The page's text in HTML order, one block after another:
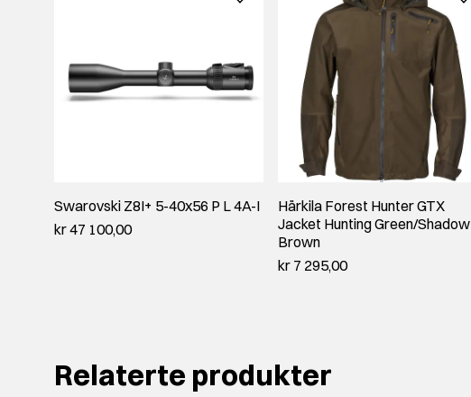
Swarovski Z8I+ 5-40x56 P L 4A-I
kr 47 100,00
Härkila Forest Hunter GTX
Jacket Hunting Green/Shadow
Brown
kr 7 295,00
Relaterte produkter